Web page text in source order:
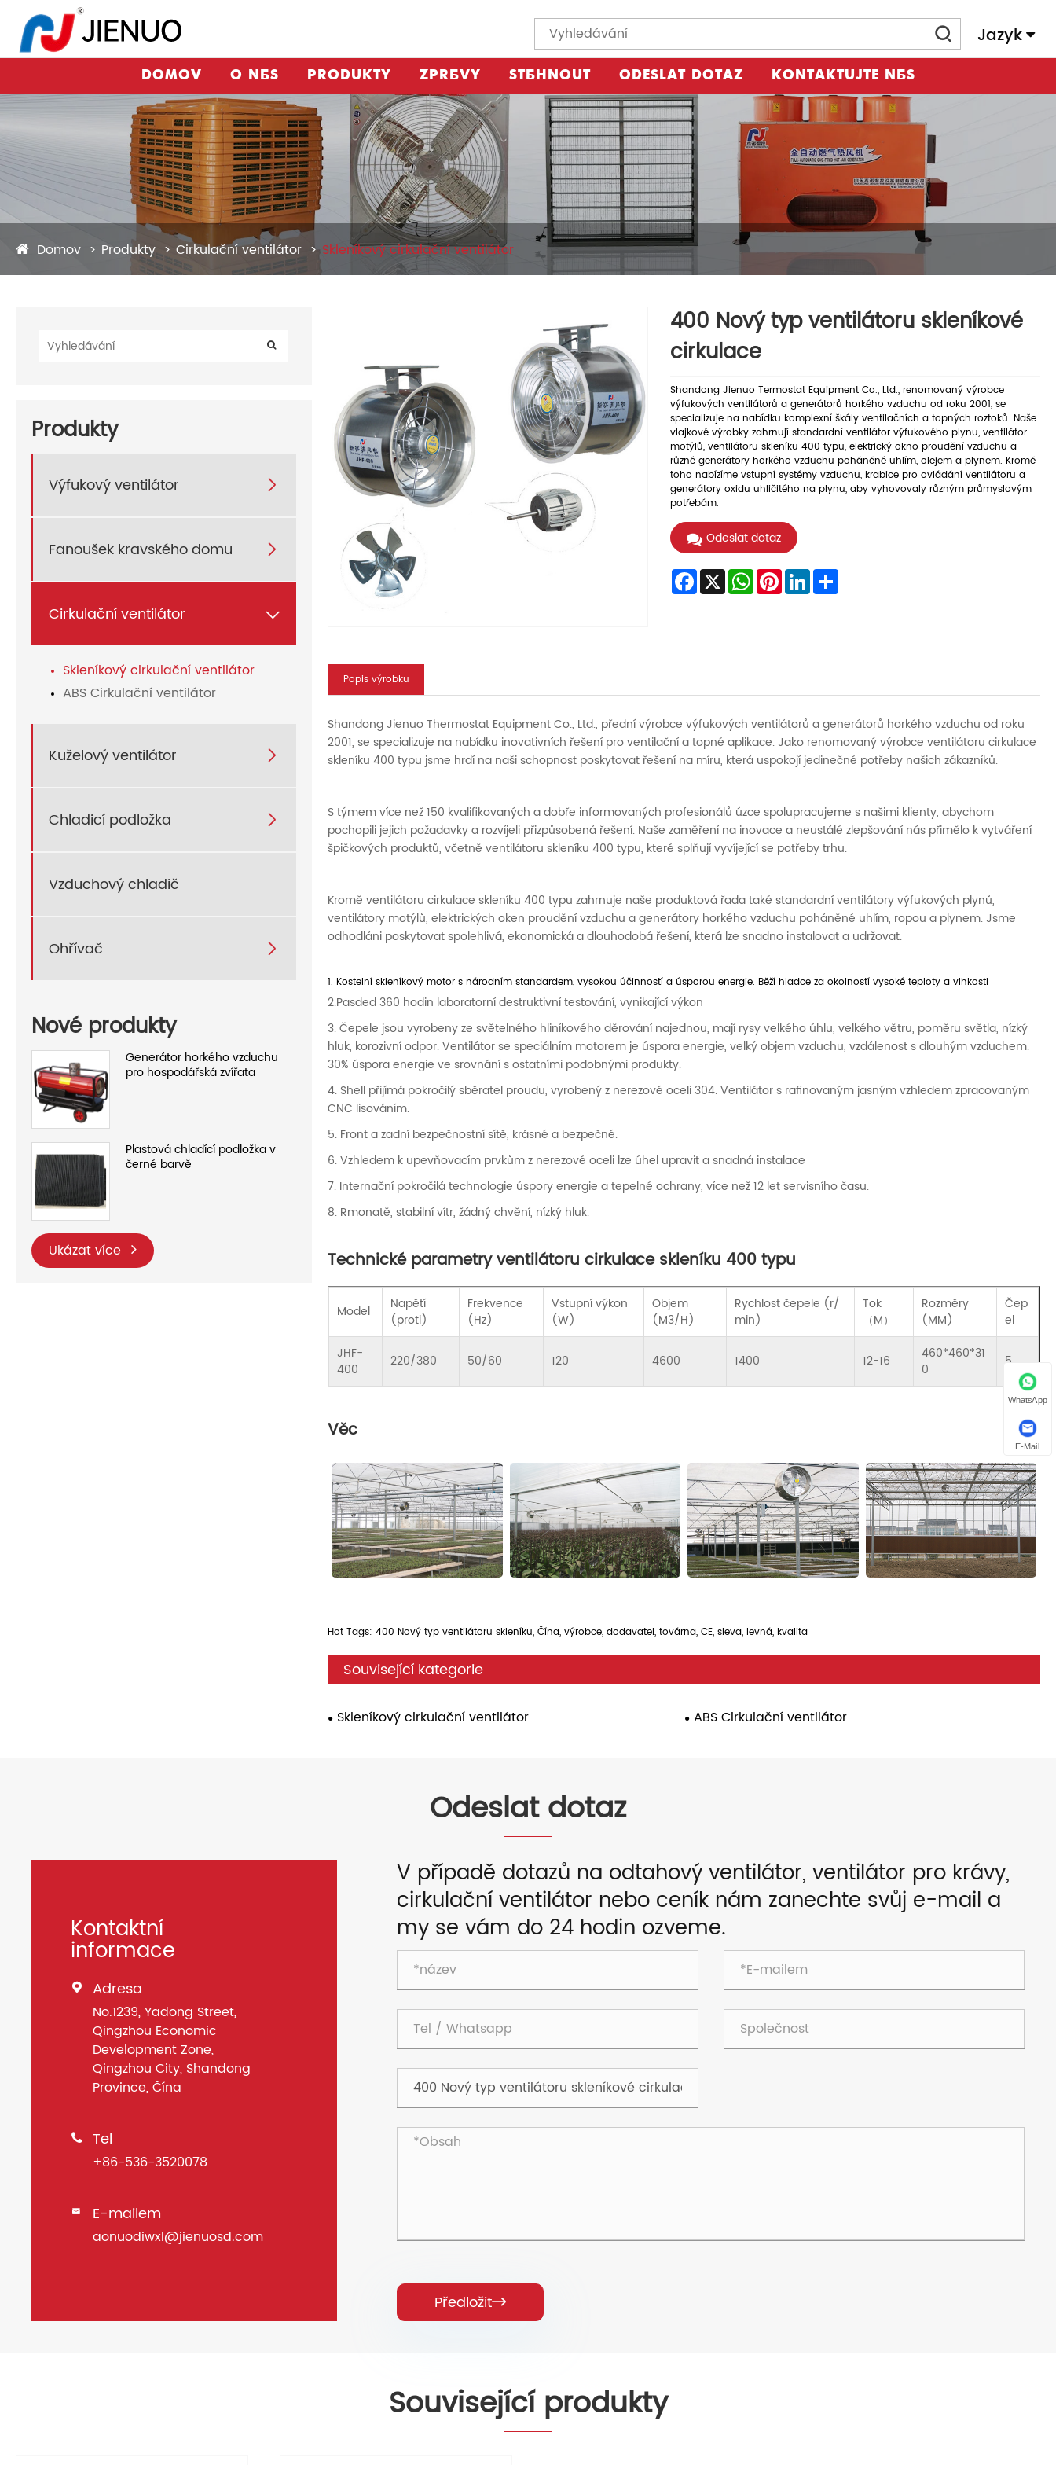
Jazyk
DOMOV O NÁS PRODUKTY ZPRÁVY STÁHNOUT ODESLAT DOTAZ KONTAKTUJTE NÁS
Domov Produkty Cirkulační ventilátor Skleníkový cirkulační ventilátor
Produkty
Výfukový ventilátor 
Fanoušek kravského domu 
Cirkulační ventilátor 
Skleníkový cirkulační ventilátor
ABS Cirkulační ventilátor
Kuželový ventilátor 
Chladicí podložka 
Vzduchový chladič
Ohřívač 
Nové produkty
Generátor horkého vzduchu
pro hospodářská zvířata
Plastová chladící podložka v
černé barvě
Ukázat více
400 Nový typ ventilátoru skleníkové
cirkulace
Shandong Jienuo Termostat Equipment Co., Ltd., renomovaný výrobce
výfukových ventilátorů a generátorů horkého vzduchu od roku 2001, se
specializuje na nabídku komplexní škály ventilačních a topných roztoků. Naše
vlajkové výrobky zahrnují standardní ventilátor výfukového plynu, ventilátor
motýlů, ventilátoru skleníku 400 typu, elektrický okno proudění vzduchu a
různé generátory horkého vzduchu poháněné uhlím, olejem a plynem. Kromě
toho nabízíme vstupní systémy vzduchu, krabice pro ovládání ventilátoru a
generátory oxidu uhličitého na plynu, aby vyhovovaly různým průmyslovým
potřebám.
Odeslat dotaz
Facebook
X WhatsApp
PinterestLinkedInShare
Popis výrobku
Shandong Jienuo Thermostat Equipment Co., Ltd., přední výrobce výfukových ventilátorů a generátorů horkého vzduchu od roku
2001, se specializuje na nabídku inovativních řešení pro ventilační a topné aplikace. Jako renomovaný výrobce ventilátoru cirkulace
skleníku 400 typu jsme hrdí na naši schopnost poskytovat řešení na míru, která uspokojí jedinečné potřeby našich zákazníků.
S týmem více než 150 kvalifikovaných a dobře informovaných profesionálů úzce spolupracujeme s našimi klienty, abychom
pochopili jejich požadavky a rozvíjeli přizpůsobená řešení. Naše zaměření na inovace a neustálé zlepšování nás přimělo k vytváření
špičkových produktů, včetně ventilátoru skleníku 400 typu, které splňují vyvíjející se potřeby trhu.
Kromě ventilátoru cirkulace skleníku 400 typu zahrnuje naše produktová řada také standardní ventilátory výfukových plynů,
ventilátory motýlů, elektrických oken proudění vzduchu a generátory horkého vzduchu poháněné uhlím, ropou a plynem. Jsme
odhodláni poskytovat spolehlivá, ekonomická a dlouhodobá řešení, která lze snadno instalovat a udržovat.
1. Kostelní skleníkový motor s národním standardem, vysokou účinností a úsporou energie. Běží hladce za okolností vysoké teploty a vlhkosti
2.Pasded 360 hodin laboratorní destruktivní testování, vynikající výkon
3. Čepele jsou vyrobeny ze světelného hliníkového děrování najednou, mají rysy velkého úhlu, velkého větru, poměru světla, nízký
hluk, korozivní odpor. Ventilátor se speciálním motorem je úspora energie, velký objem vzduchu, vzdálenost s dlouhým vzduchem.
30% úspora energie ve srovnání s ostatními podobnými produkty.
4. Shell přijímá pokročilý sběratel proudu, vyrobený z nerezové oceli 304. Ventilátor s rafinovaným jasným vzhledem zpracovaným
CNC lisováním.
5. Front a zadní bezpečnostní sítě, krásné a bezpečné.
6. Vzhledem k upevňovacím prvkům z nerezové oceli lze úhel upravit a snadná instalace
7. Internační pokročilá technologie úspory energie a tepelné ochrany, více než 12 let servisního času.
8. Rmonatě, stabilní vítr, žádný chvění, nízký hluk.
Technické parametry ventilátoru cirkulace skleníku 400 typu
Model
Napětí
(proti)
Frekvence
(Hz)
Vstupní výkon
(W)
Objem
(M3/H)
Rychlost čepele (r/
min)
Tok
（M）
Rozměry
(MM)
Čep
el
JHF-
400
220/380 50/60 120 4600 1400 12-16
460*460*31
0
5
Věc
Hot Tags: 400 Nový typ ventilátoru skleníku, Čína, výrobce, dodavatel, továrna, CE, sleva, levná, kvalita
Související kategorie
Skleníkový cirkulační ventilátor ABS Cirkulační ventilátor
Odeslat dotaz
Kontaktní
informace
 Adresa
No.1239, Yadong Street,
Qingzhou Economic
Development Zone,
Qingzhou City, Shandong
Province, Čína
 Tel
+86-536-3520078
 E-mailem
aonuodiwxl@jienuosd.com
V případě dotazů na odtahový ventilátor, ventilátor pro krávy,
cirkulační ventilátor nebo ceník nám zanechte svůj e-mail a
my se vám do 24 hodin ozveme.
Předložit
Související produkty
WhatsApp
E-Mail